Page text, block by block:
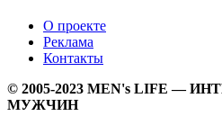
О проекте
Реклама
Контакты
© 2005-2023 MEN's LIFE —
МУЖЧИН